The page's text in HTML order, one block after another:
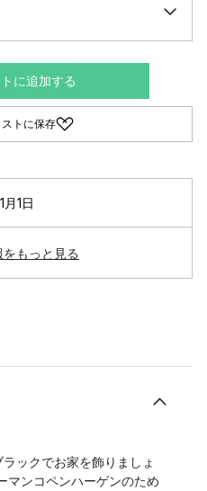
に追加する
トに保存
1日
もっと見る
ックでお家を飾りましょ
マンコペンハーゲンのため